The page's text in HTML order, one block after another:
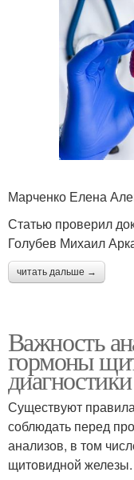
Марченко Елена
Статью проверил
Голубев Михаил
читать дальше →
Важность
гормоны
диагностики
Существуют
соблюдать перед
анализов, в том
щитовидной железы.